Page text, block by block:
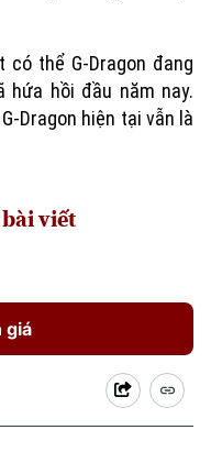
thể G-Dragon đang
hồi đầu năm nay.
Dragon hiện tại vẫn là
viết
giá